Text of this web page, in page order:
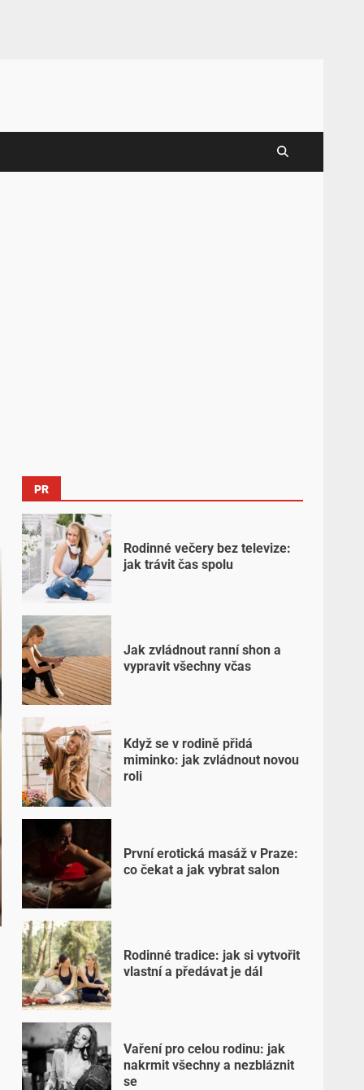
PR
Rodinné večery bez televize:
jak trávit čas spolu
Jak zvládnout ranní shon a
vypravit všechny včas
Když se v rodině přidá
miminko: jak zvládnout novou
roli
První erotická masáž v Praze:
co čekat a jak vybrat salon
Rodinné tradice: jak si vytvořit
vlastní a předávat je dál
Vaření pro celou rodinu: jak
nakrmit všechny a nezbláznit
se